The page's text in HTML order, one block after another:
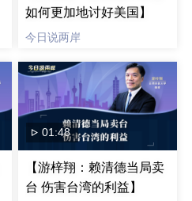
如何更加地讨好美国】
今日说两岸
01:48
【游梓翔：赖清德当局卖
台 伤害台湾的利益】